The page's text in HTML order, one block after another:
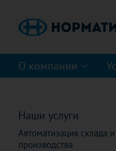
О компании
Наши услуги
Автоматизация склада и
производства